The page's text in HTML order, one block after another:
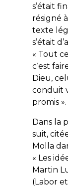
s’était
résigné
texte
s’était
« Tout
c‘est
Dieu,
conduit
promis ».
Dans la
suit,
Molla
« Les
Martin
(Labor et